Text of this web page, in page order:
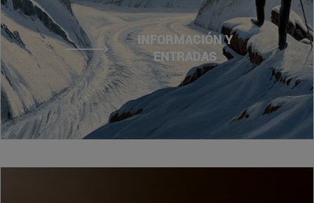
INFORMACIÓN Y
ENTRADAS